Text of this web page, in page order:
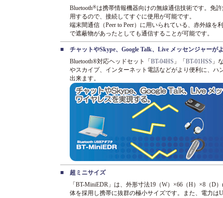
Bluetooth®は携帯情報機器向けの無線通信技術です。免
用するので、接続してすぐに使用が可能です。
端末間通信（Peer to Peer）に用いられている、赤外線
で遮蔽物があったとしても通信することが可能です。
■
チャットやSkype、Google Talk、Live メッセンジャーが
Bluetooth®対応ヘッドセット「 BT-04HS 」「 BT-01HSS 」
やスカイプ、インターネット電話などがより便利に、
出来ます。
■
超ミニサイズ
「BT-MiniEDR」は、外形寸法19（W）×66（H）×8（D
体を採用し携帯に抜群の極小サイズです。また、電力